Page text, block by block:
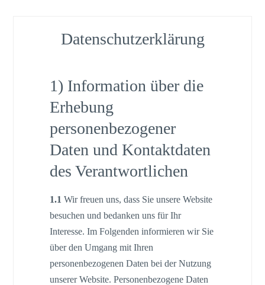
Datenschutzerklärung
1) Information über die
Erhebung
personenbezogener
Daten und Kontaktdaten
des Verantwortlichen
1.1 Wir freuen uns, dass Sie unsere Website
besuchen und bedanken uns für Ihr
Interesse. Im Folgenden informieren wir Sie
über den Umgang mit Ihren
personenbezogenen Daten bei der Nutzung
unserer Website. Personenbezogene Daten